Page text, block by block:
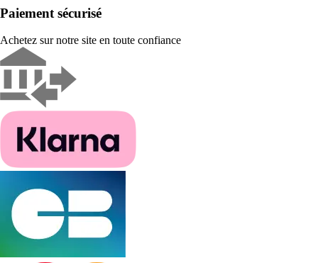
Paiement sécurisé
Achetez sur notre site en toute confiance